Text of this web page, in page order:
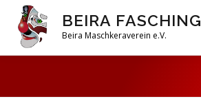
Inhalt
springen
BEIRA FASCHING
Beira Maschkeraverein e.V.